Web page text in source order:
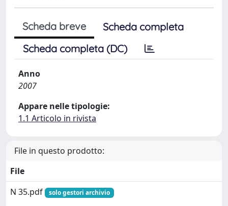
Scheda breve
Scheda completa
Scheda completa (DC)
Anno
2007
Appare nelle tipologie:
1.1 Articolo in rivista
File in questo prodotto:
File
N 35.pdf
solo gestori archivio